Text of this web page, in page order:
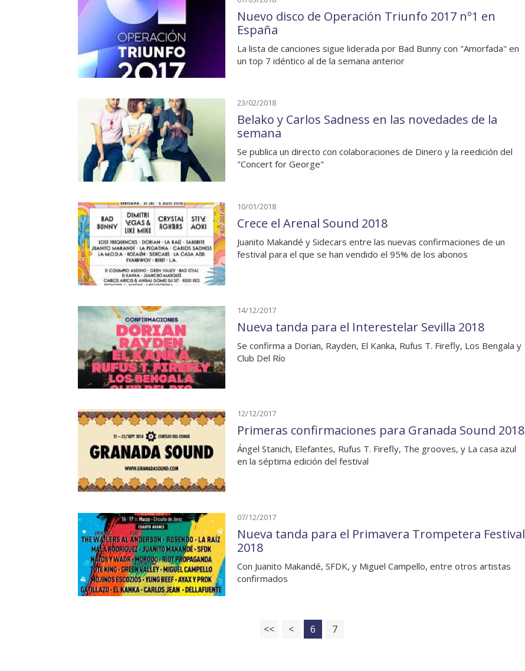
Nuevo disco de Operación Triunfo 2017 nº1 en
España
La lista de canciones sigue liderada por Bad Bunny con "Amorfada" en
un top 7 idéntico al de la semana anterior
23/02/2018
Belako y Carlos Sadness en las novedades de la
semana
Se publica un directo con colaboraciones de Dinero y la reedición del
"Concert for George"
10/01/2018
Crece el Arenal Sound 2018
Juanito Makandé y Sidecars entre las nuevas confirmaciones de un
festival para el que se han vendido el 95% de los abonos
14/12/2017
Nueva tanda para el Interestelar Sevilla 2018
Se confirma a Dorian, Rayden, El Kanka, Rufus T. Firefly, Los Bengala y
Club Del Río
12/12/2017
Primeras confirmaciones para Granada Sound 2018
Ángel Stanich, Elefantes, Rufus T. Firefly, The grooves, y La casa azul
en la séptima edición del festival
07/12/2017
Nueva tanda para el Primavera Trompetera Festival
2018
Con Juanito Makandé, SFDK, y Miguel Campello, entre otros artistas
confirmados
<< < 6 7